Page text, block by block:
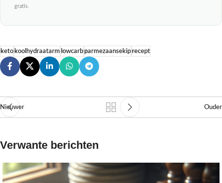
gratis.
keto koolhydraatarm lowcarbparmezaansekiprecept
Nieuwer Ouder
Verwante berichten